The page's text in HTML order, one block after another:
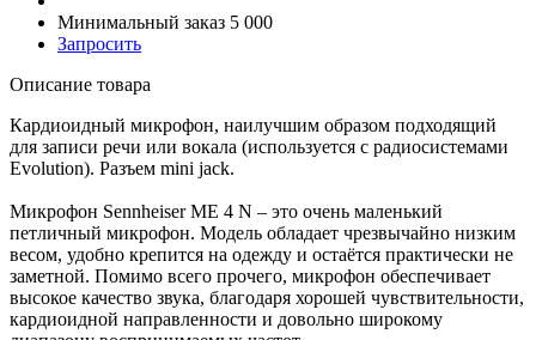
Минимальный заказ 5 000
Запросить
Описание товара
Кардиоидный микрофон, наилучшим образом подходящий
для записи речи или вокала (используется с радиосистемами
Evolution). Разъем mini jack.
Микрофон Sennheiser ME 4 N – это очень маленький
петличный микрофон. Модель обладает чрезвычайно низким
весом, удобно крепится на одежду и остаётся практически не
заметной. Помимо всего прочего, микрофон обеспечивает
высокое качество звука, благодаря хорошей чувствительности,
кардиоидной направленности и довольно широкому